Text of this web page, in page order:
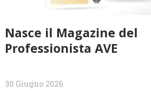
Nasce il Magazine del
Professionista AVE
30 Giugno 2026